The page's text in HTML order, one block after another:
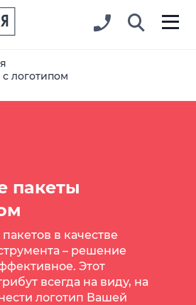
логотипом
пакеты
в качестве
– решение
Этот
всегда на виду, на
логотип Вашей